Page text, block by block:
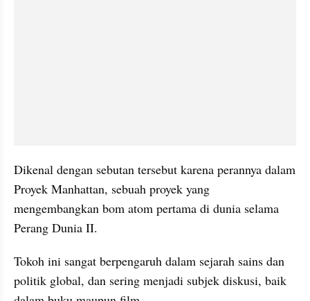
Dikenal dengan sebutan tersebut karena perannya dalam
Proyek Manhattan, sebuah proyek yang
mengembangkan bom atom pertama di dunia selama
Perang Dunia II.
Tokoh ini sangat berpengaruh dalam sejarah sains dan
politik global, dan sering menjadi subjek diskusi, baik